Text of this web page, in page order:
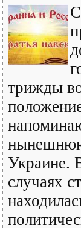
трижды
Украине.
случаях